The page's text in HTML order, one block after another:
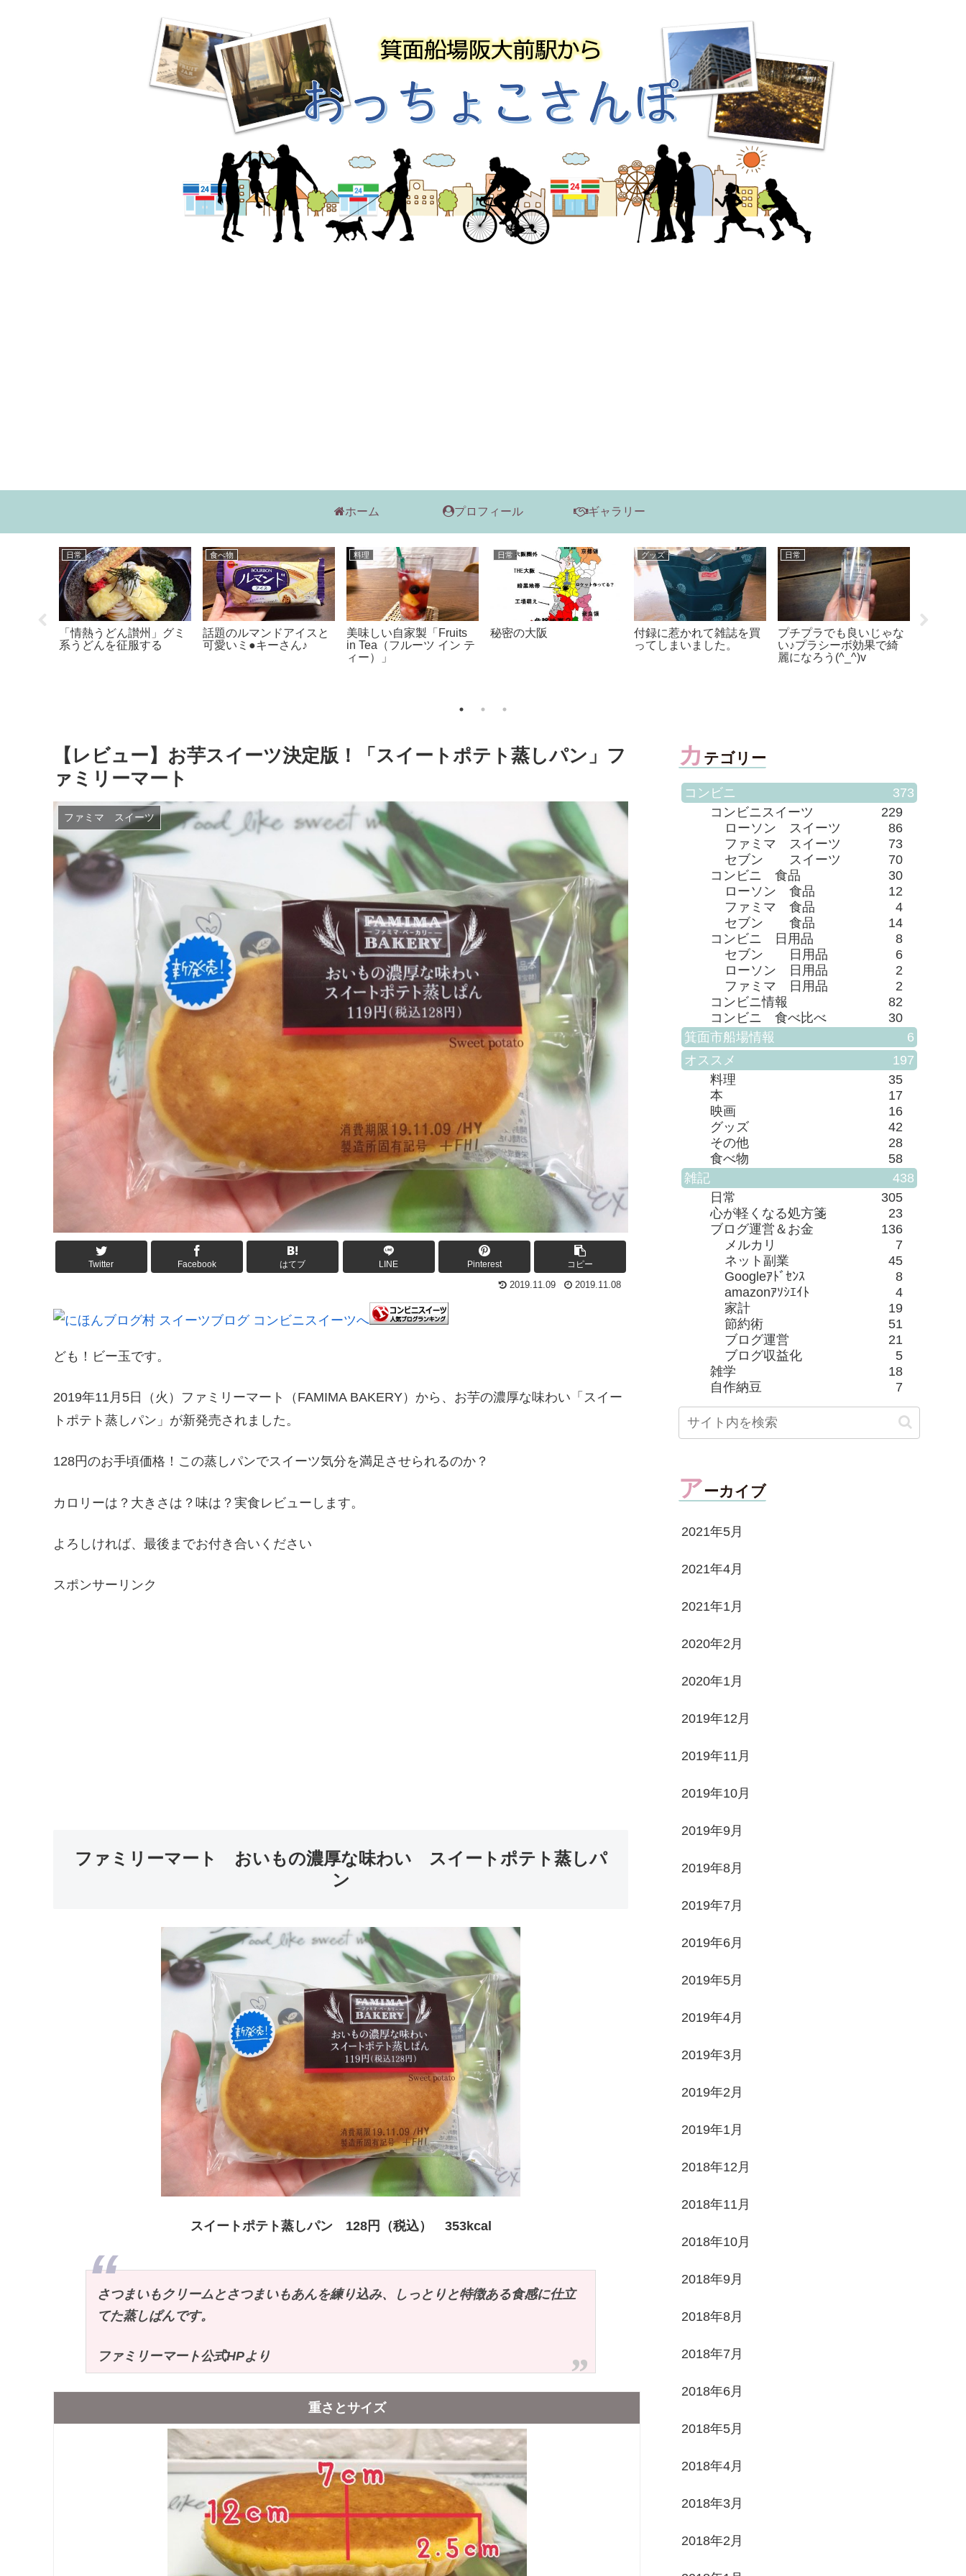
ホーム プロフィール ギャラリー
映画
映画「羊と鋼の森」を見
てきました！【ネタバレ
日常
所要時間１０分以内で作
れるケーキ♪
本
何度も手に取ってしまう
魔性の本「ユージニア」
ローソン スイーツ
ローソンのフルーツサー
コンビニ情報
今週の【コンビニで買え
る至福】は、白くてカワ
食べ物
香川県を満喫1泊2日・・
うどん編【その１】
【レビュー】お芋スイーツ決定版！「スイートポテト蒸しパン」フ
ァミリーマート
ファミマ スイーツ
Twitter Facebook はてブ LINE Pinterest コピー
2019.11.09 2019.11.08
ども！ビー玉です。
2019年11月5日（火）ファミリーマート（FAMIMA BAKERY）から、お芋の濃厚な味わい「スイー
トポテト蒸しパン」が新発売されました。
128円のお手頃価格！この蒸しパンでスイーツ気分を満足させられるのか？
カロリーは？大きさは？味は？実食レビューします。
よろしければ、最後までお付き合いください
スポンサーリンク
ファミリーマート おいもの濃厚な味わい スイートポテト蒸しパ
ン
スイートポテト蒸しパン 128円（税込） 353kcal
さつまいもクリームとさつまいもあんを練り込み、しっとりと特徴ある食感に仕立
てた蒸しぱんです。
ファミリーマート公式HPより
重さとサイズ
カ テゴリー
コンビニ
373
コンビニスイーツ
229
ローソン スイーツ
86
ファミマ スイーツ
73
セブン スイーツ
70
コンビニ 食品
30
ローソン 食品
12
ファミマ 食品
4
セブン 食品
14
コンビニ 日用品
8
セブン 日用品
6
ローソン 日用品
2
ファミマ 日用品
2
コンビニ情報
82
コンビニ 食べ比べ
30
箕面市船場情報
6
オススメ
197
料理
35
本
17
映画
16
グッズ
42
その他
28
食べ物
58
雑記
438
日常
305
心が軽くなる処方箋
23
ブログ運営＆お金
136
メルカリ
7
ネット副業
45
Googleｱﾄﾞｾﾝｽ
8
amazonｱｿｼｴｲﾄ
4
家計
19
節約術
51
ブログ運営
21
ブログ収益化
5
雑学
18
自作納豆
7
アーカイブ
2021年5月
2021年4月
2021年1月
2020年2月
2020年1月
2019年12月
2019年11月
2019年10月
2019年9月
2019年8月
2019年7月
2019年6月
2019年5月
2019年4月
2019年3月
2019年2月
2019年1月
2018年12月
2018年11月
2018年10月
2018年9月
2018年8月
2018年7月
2018年6月
2018年5月
2018年4月
2018年3月
2018年2月